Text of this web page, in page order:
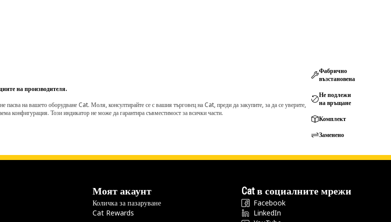
на производителя.
на вашето оборудване Cat. Моля, консултирайте се с вашия търговец на Cat, преди да закупите, за да се уверите,
конфигурация. Този индикатор не може да гарантира съвместимост за всички части.
Фабрично
възстановена
Не подлежи
на връщане
Комплект
Заменено
Моят акаунт
Количка за пазаруване
Cat Rewards
Cat в социалните мрежи
Facebook
LinkedIn